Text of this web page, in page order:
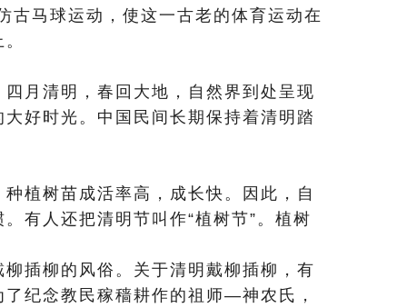
古马球运动，使这一古老的体育运动在
月清明，春回大地，自然界到处呈现
好时光。中国民间长期保持着清明踏
植树苗成活率高，成长快。因此，自
有人还把清明节叫作“植树节”。植树
插柳的风俗。关于清明戴柳插柳，有
纪念教民稼穑耕作的祖师—神农氏，